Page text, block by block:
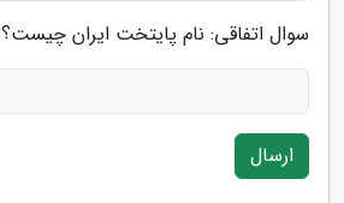
سوال اتفاقی: نام پایتخت ایران چیست؟
ارسال